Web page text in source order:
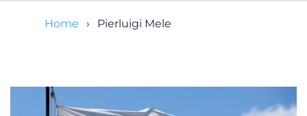
Home Pierluigi Mele